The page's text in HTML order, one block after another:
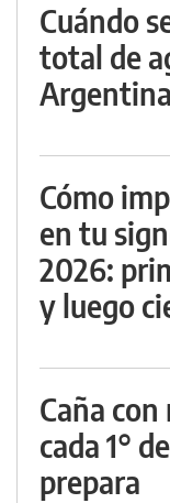
Cuándo
total de
Cómo
en tu
2026:
y luego
Caña
cada 1°
prepara